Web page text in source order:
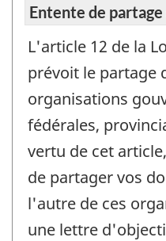
Entente de partage
L'article 12 de la
prévoit le partage
organisations
fédérales,
vertu de cet
de partager vos
l'autre de ces
une lettre